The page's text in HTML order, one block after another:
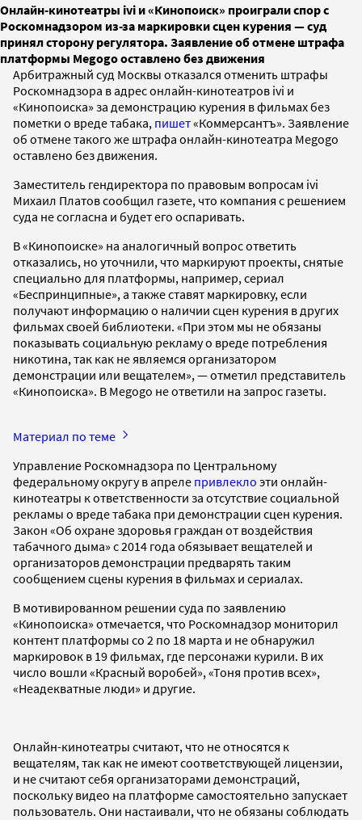
Онлайн-кинотеатры ivi и «Кинопоиск» проиграли спор с
Роскомнадзором из-за маркировки сцен курения — суд
принял сторону регулятора. Заявление об отмене штрафа
платформы Megogo оставлено без движения
Арбитражный суд Москвы отказался отменить штрафы
Роскомнадзора в адрес онлайн-кинотеатров ivi и
«Кинопоиска» за демонстрацию курения в фильмах без
пометки о вреде табака, пишет«Коммерсантъ». Заявление
об отмене такого же штрафа онлайн-кинотеатра Megogo
оставлено без движения.
Заместитель гендиректора по правовым вопросам ivi
Михаил Платов сообщил газете, что компания с решением
суда не согласна и будет его оспаривать.
В «Кинопоиске» на аналогичный вопрос ответить
отказались, но уточнили, что маркируют проекты, снятые
специально для платформы, например, сериал
«Беспринципные», а также ставят маркировку, если
получают информацию о наличии сцен курения в других
фильмах своей библиотеки. «При этом мы не обязаны
показывать социальную рекламу о вреде потребления
никотина, так как не являемся организатором
демонстрации или вещателем», — отметил представитель
«Кинопоиска». В Megogo не ответили на запрос газеты.
Материал по теме
Управление Роскомнадзора по Центральному
федеральному округу в апреле привлекло эти онлайн-
кинотеатры к ответственности за отсутствие социальной
рекламы о вреде табака при демонстрации сцен курения.
Закон «Об охране здоровья граждан от воздействия
табачного дыма» с 2014 года обязывает вещателей и
организаторов демонстрации предварять таким
сообщением сцены курения в фильмах и сериалах.
В мотивированном решении суда по заявлению
«Кинопоиска» отмечается, что Роскомнадзор мониторил
контент платформы со 2 по 18 марта и не обнаружил
маркировок в 19 фильмах, где персонажи курили. В их
число вошли «Красный воробей», «Тоня против всех»,
«Неадекватные люди» и другие.
Онлайн-кинотеатры считают, что не относятся к
вещателям, так как не имеют соответствующей лицензии,
и не считают себя организаторами демонстраций,
поскольку видео на платформе самостоятельно запускает
пользователь. Они настаивали, что не обязаны соблюдать